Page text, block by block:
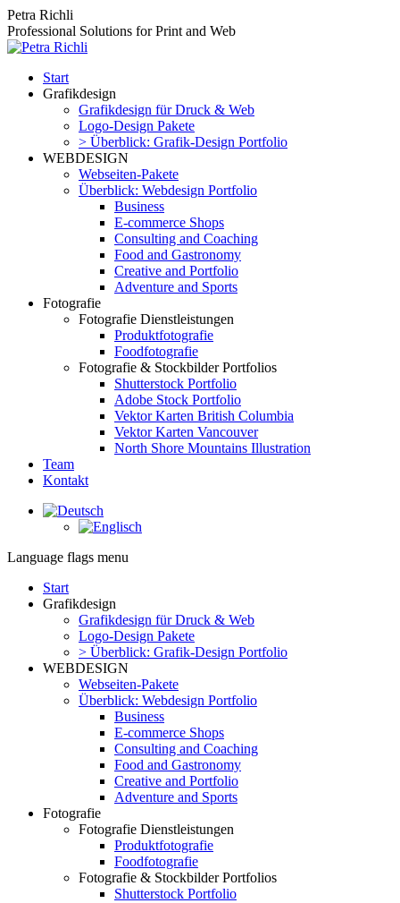
Zum
Inhalt
springen
Petra Richli
Professional Solutions for Print and Web
Start
Grafikdesign
Grafikdesign für Druck & Web
Logo-Design Pakete
> Überblick: Grafik-Design Portfolio
WEBDESIGN
Webseiten-Pakete
Überblick: Webdesign Portfolio
Business
E-commerce Shops
Consulting and Coaching
Food and Gastronomy
Creative and Portfolio
Adventure and Sports
Fotografie
Fotografie Dienstleistungen
Produktfotografie
Foodfotografie
Fotografie & Stockbilder Portfolios
Shutterstock Portfolio
Adobe Stock Portfolio
Vektor Karten British Columbia
Vektor Karten Vancouver
North Shore Mountains Illustration
Team
Kontakt
Facebook
in
window
Language flags menu
Start
Grafikdesign
Grafikdesign für Druck & Web
Logo-Design Pakete
> Überblick: Grafik-Design Portfolio
WEBDESIGN
Webseiten-Pakete
Überblick: Webdesign Portfolio
Business
E-commerce Shops
Consulting and Coaching
Food and Gastronomy
Creative and Portfolio
Adventure and Sports
Fotografie
Fotografie Dienstleistungen
Produktfotografie
Foodfotografie
Fotografie & Stockbilder Portfolios
Shutterstock Portfolio